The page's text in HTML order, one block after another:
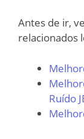
Antes de ir,
relacionados
Ruído